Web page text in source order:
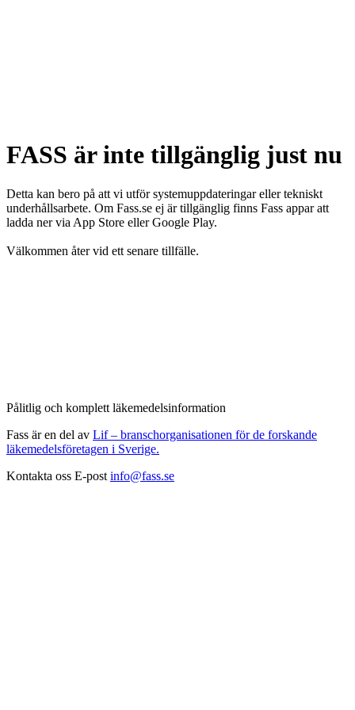
FASS är inte tillgänglig just nu
Detta kan bero på att vi utför systemuppdateringar eller tekniskt
underhållsarbete. Om Fass.se ej är tillgänglig finns Fass appar att
ladda ner via App Store eller Google Play.
Välkommen åter vid ett senare tillfälle.
Pålitlig och komplett läkemedelsinformation
Fass är en del av Lif – branschorganisationen för de forskande
läkemedelsföretagen i Sverige.
Kontakta oss E-post info@fass.se